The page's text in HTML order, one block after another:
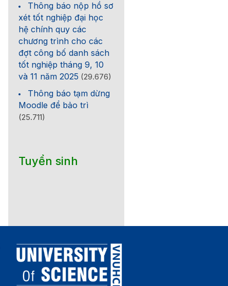
Thông báo nộp hồ sơ
xét tốt nghiệp đại học
hệ chính quy các
chương trình cho các
đợt công bố danh sách
tốt nghiệp tháng 9, 10
và 11 năm 2025 (29.676)
Thông báo tạm dừng
Moodle để bảo trì
(25.711)
Tuyển sinh